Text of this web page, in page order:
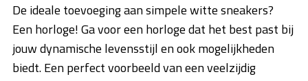
De ideale toevoeging aan simpele witte sneakers?
Een horloge! Ga voor een horloge dat het best past bij
jouw dynamische levensstijl en ook mogelijkheden
biedt. Een perfect voorbeeld van een veelzijdig